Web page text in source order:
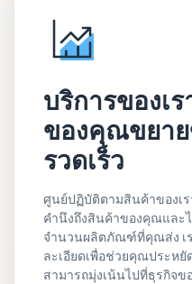
บริการของเ
ของคุณขยา
รวดเร็ว
ศูนย์ปฏิบัติตามสินค้าของเ
คำนึงถึงสินค้าของคุณและ
จำนวนผลิตภัณฑ์ที่คุณส่ง เ
ละเอียดเพื่อช่วยคุณประหยั
สามารถมุ่งเน้นไปที่ธุรกิจข